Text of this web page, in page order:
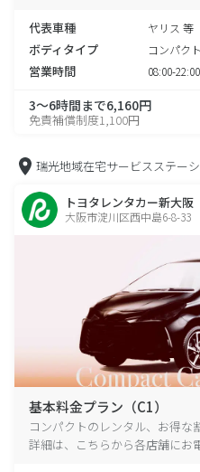
代表車種 ヤリス 等
ボディタイプ コンパクト
営業時間 08:00-22:00
3～6時間まで6,160円
免責補償制度1,100円
瑞光地域在宅サービスステー
トヨタレンタカー新大阪
大阪市淀川区西中島6-8-33
基本料金プラン（C1）
コンパクトのレンタル、お得な
詳細は、こちらから各店舗にお